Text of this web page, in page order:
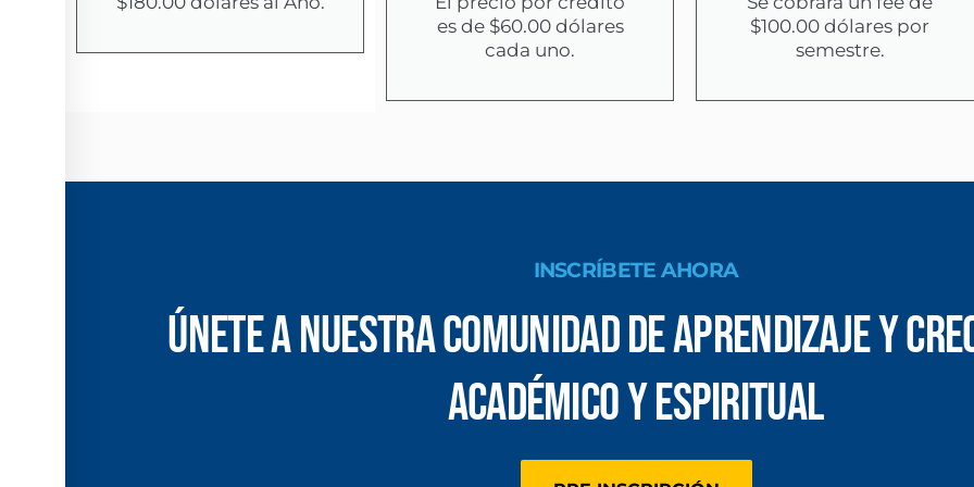
es de $60.00 dólares
cada uno.
$100.00 dólares por
semestre.
INSCRÍBETE AHORA
únete a nuestra comunidad de aprendizaje y
académico y espiritual